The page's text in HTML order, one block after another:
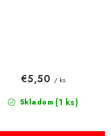
Skladom (1 ks)
€5,50 / ks